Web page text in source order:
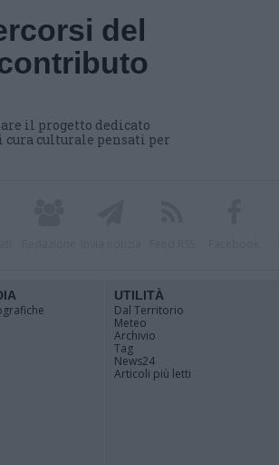
del
il progetto dedicato
culturale pensati per
UTILITÀ
Dal Territorio
Meteo
Archivio
Tag
News24
Articoli più letti